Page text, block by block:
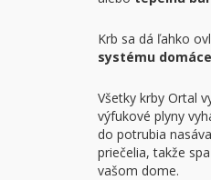
Krb sa dá ľahko
systému
Všetky krby Ortal
výfukové plyny
do potrubia
priečelia, takže
vašom dome.